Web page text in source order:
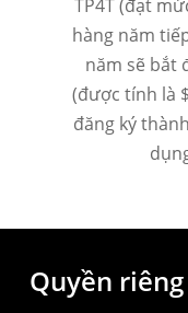
TP4T (đạt
hàng năm
năm sẽ bắt
(được tính là
đăng ký
Quyền